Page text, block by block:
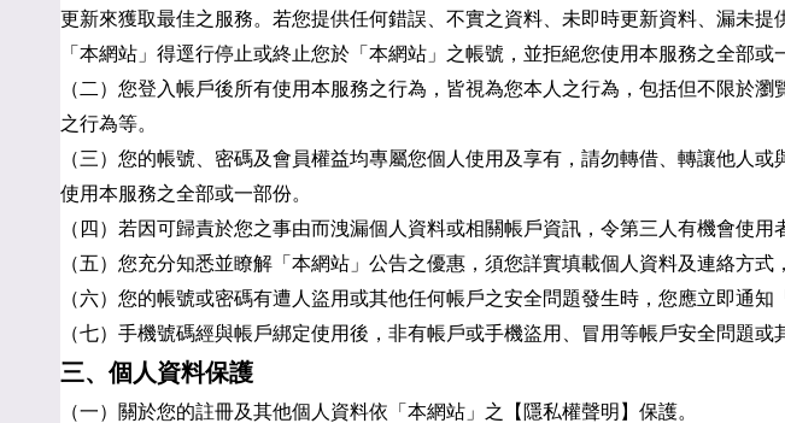
更新來獲取最佳之服務。若您提供任何錯誤、不實之資料、未即時更新資料、漏未
「本網站」得逕行停止或終止您於「本網站」之帳號，並拒絕您使用本服務之全部或
（二）您登入帳戶後所有使用本服務之行為，皆視為您本人之行為，包括但不限於
之行為等。
（三）您的帳號、密碼及會員權益均專屬您個人使用及享有，請勿轉借、轉讓他人
使用本服務之全部或一部份。
（四）若因可歸責於您之事由而洩漏個人資料或相關帳戶資訊，令第三人有機會使
（五）您充分知悉並瞭解「本網站」公告之優惠，須您詳實填載個人資料及連絡方
（六）您的帳號或密碼有遭人盜用或其他任何帳戶之安全問題發生時，您應立即通知
（七）手機號碼經與帳戶綁定使用後，非有帳戶或手機盜用、冒用等帳戶安全問題或
三、個人資料保護
（一）關於您的註冊及其他個人資料依「本網站」之【隱私權聲明】保護。